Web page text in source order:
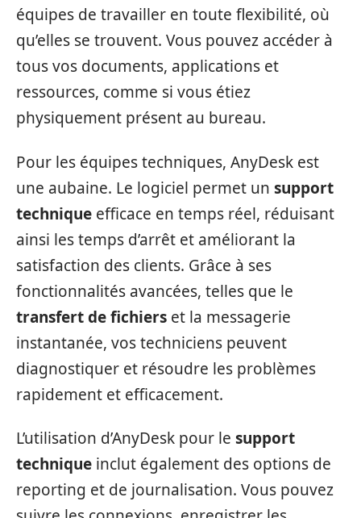
équipes de travailler en toute flexibilité, où
qu’elles se trouvent. Vous pouvez accéder à
tous vos documents, applications et
ressources, comme si vous étiez
physiquement présent au bureau.
Pour les équipes techniques, AnyDesk est
une aubaine. Le logiciel permet un support
technique efficace en temps réel, réduisant
ainsi les temps d’arrêt et améliorant la
satisfaction des clients. Grâce à ses
fonctionnalités avancées, telles que le
transfert de fichiers et la messagerie
instantanée, vos techniciens peuvent
diagnostiquer et résoudre les problèmes
rapidement et efficacement.
L’utilisation d’AnyDesk pour le support
technique inclut également des options de
reporting et de journalisation. Vous pouvez